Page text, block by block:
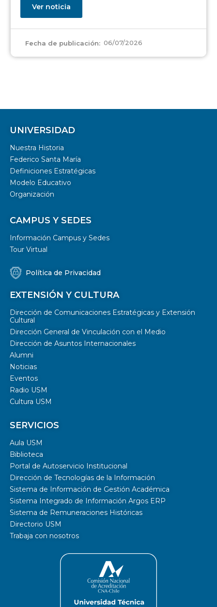
Ver noticia
Fecha de publicación: 06/07/2026
UNIVERSIDAD
Nuestra Historia
Federico Santa María
Definiciones Estratégicas
Modelo Educativo
Organización
CAMPUS Y SEDES
Información Campus y Sedes
Tour Virtual
Política de Privacidad
EXTENSIÓN Y CULTURA
Dirección de Comunicaciones Estratégicas y Extensión
Cultural
Dirección General de Vinculación con el Medio
Dirección de Asuntos Internacionales
Alumni
Noticias
Eventos
Radio USM
Cultura USM
SERVICIOS
Aula USM
Biblioteca
Portal de Autoservicio Institucional
Dirección de Tecnologías de la Información
Sistema de Información de Gestión Académica
Sistema Integrado de Información Argos ERP
Sistema de Remuneraciones Históricas
Directorio USM
Trabaja con nosotros